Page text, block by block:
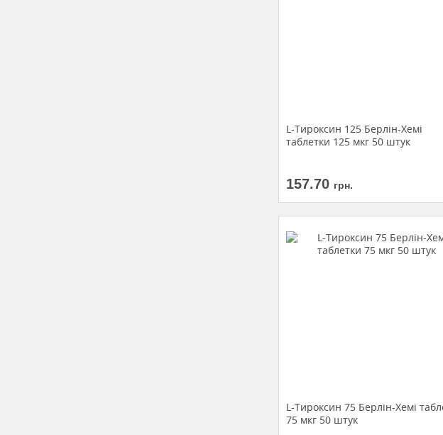
L-Тироксин 125 Берлін-Хемі
таблетки 125 мкг 50 штук
157.70 грн.
L-Тироксин 75 Берлін-Хемі
75 мкг 50 штук